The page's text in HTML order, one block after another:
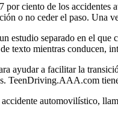
por ciento de los accidentes
o no ceder el paso. Una
estudio separado en el que
texto mientras conducen,
ayudar a facilitar la
TeenDriving.AAA.com
automovilístico,